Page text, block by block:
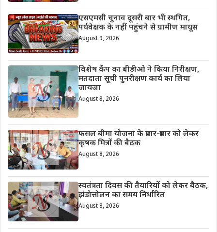
एसएमसी चुनाव दूसरी बार भी स्थगित,
पर्यवेक्षक के नहीं पहुंचने से ग्रामीण मायूस
August 9, 2026
विशेष कैंप का बीडीओ ने किया निरीक्षण,
मतदाता सूची पुनरीक्षण कार्य का लिया
जायजा
August 8, 2026
फसल बीमा योजना के प्रचार-प्रसार को लेकर
कृषक मित्रों की बैठक
August 8, 2026
स्वतंत्रता दिवस की तैयारियों को लेकर बैठक,
झंडोत्तोलन का समय निर्धारित
August 8, 2026